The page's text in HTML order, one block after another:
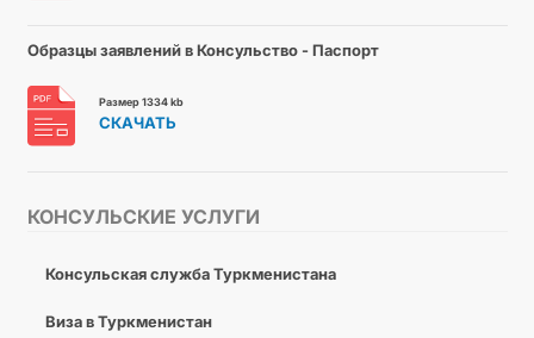
КОНСУЛЬСКИЕ УСЛУГИ
Консульская служба Туркменистана
Виза в Туркменистан
Образцы заявлений в Консульство - Паспорт
Размер 1334 kb
СКАЧАТЬ